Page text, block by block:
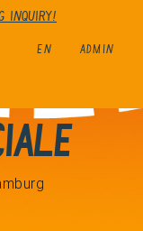
inquiry!
EN ADMIN